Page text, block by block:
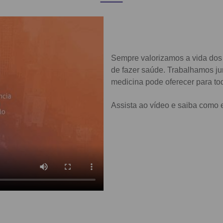
Sempre valorizamos a vida
de fazer saúde. Trabalhamos
medicina pode oferecer para
Assista ao vídeo e saiba como